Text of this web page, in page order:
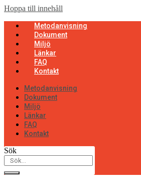
Hoppa till innehåll
Metodanvisning
Dokument
Miljö
Länkar
FAQ
Kontakt
Metodanvisning
Dokument
Miljö
Länkar
FAQ
Kontakt
Sök